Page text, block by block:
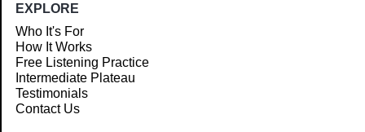
EXPLORE
Who It's For
How It Works
Free Listening Practice
Intermediate Plateau
Testimonials
Contact Us